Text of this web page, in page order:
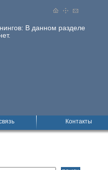
В данном разделе
Контакты